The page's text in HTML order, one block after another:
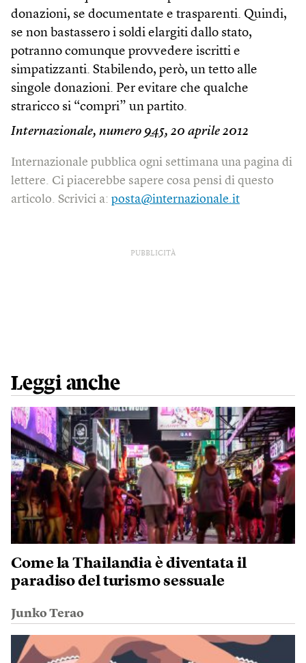
donazioni, se documentate e trasparenti. Quindi,
se non bastassero i soldi elargiti dallo stato,
potranno comunque provvedere iscritti e
simpatizzanti. Stabilendo, però, un tetto alle
singole donazioni. Per evitare che qualche
straricco si “compri” un partito.
Internazionale, numero 945, 20 aprile 2012
Internazionale pubblica ogni settimana una pagina di
lettere. Ci piacerebbe sapere cosa pensi di questo
articolo. Scrivici a: posta@internazionale.it
PUBBLICITÀ
Leggi anche
Come la Thailandia è diventata il
paradiso del turismo sessuale
Junko Terao